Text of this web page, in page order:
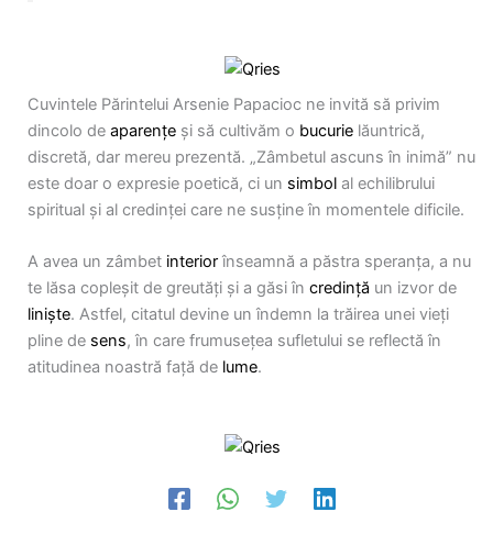
Cuvintele Părintelui Arsenie Papacioc ne invită să privim
dincolo de aparențe și să cultivăm o bucurie lăuntrică,
discretă, dar mereu prezentă. „Zâmbetul ascuns în inimă” nu
este doar o expresie poetică, ci un simbol al echilibrului
spiritual și al credinței care ne susține în momentele dificile.
A avea un zâmbet interior înseamnă a păstra speranța, a nu
te lăsa copleșit de greutăți și a găsi în credință un izvor de
liniște. Astfel, citatul devine un îndemn la trăirea unei vieți
pline de sens, în care frumusețea sufletului se reflectă în
atitudinea noastră față de lume.